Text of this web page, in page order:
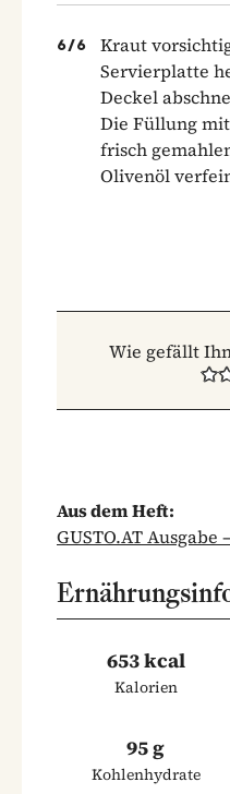
6/6
Kraut
Servierplatte
Deckel
Die Füllung
frisch
Olivenöl
Wie gefällt
Aus dem Heft:
GUSTO.AT Ausgabe
653 kcal
Kalorien
95 g
Kohlenhydrate